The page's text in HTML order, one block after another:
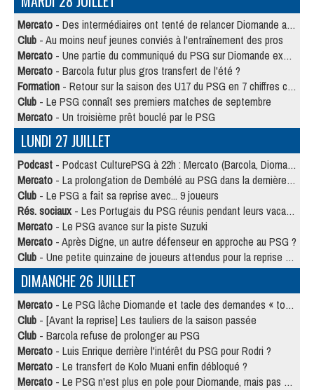
Mercato - Des intermédiaires ont tenté de relancer Diomande au PSG
Club - Au moins neuf jeunes conviés à l'entraînement des pros
Mercato - Une partie du communiqué du PSG sur Diomande expliquée
Mercato - Barcola futur plus gros transfert de l'été ?
Formation - Retour sur la saison des U17 du PSG en 7 chiffres clés
Club - Le PSG connaît ses premiers matches de septembre
Mercato - Un troisième prêt bouclé par le PSG
LUNDI 27 JUILLET
Podcast - Podcast CulturePSG à 22h : Mercato (Barcola, Diomande, etc)
Mercato - La prolongation de Dembélé au PSG dans la dernière ligne droite
Club - Le PSG a fait sa reprise avec... 9 joueurs
Rés. sociaux - Les Portugais du PSG réunis pendant leurs vacances
Mercato - Le PSG avance sur la piste Suzuki
Mercato - Après Digne, un autre défenseur en approche au PSG ?
Club - Une petite quinzaine de joueurs attendus pour la reprise de l'entraînement du PSG
DIMANCHE 26 JUILLET
Mercato - Le PSG lâche Diomande et tacle des demandes « totalement disproportionnés »
Club - [Avant la reprise] Les tauliers de la saison passée
Club - Barcola refuse de prolonger au PSG
Mercato - Luis Enrique derrière l'intérêt du PSG pour Rodri ?
Mercato - Le transfert de Kolo Muani enfin débloqué ?
Mercato - Le PSG n'est plus en pole pour Diomande, mais pas hors-jeu